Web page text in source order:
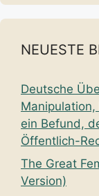
NEUESTE
Deutsche
ein Befund,
Öffentlich-
The Great
Version)